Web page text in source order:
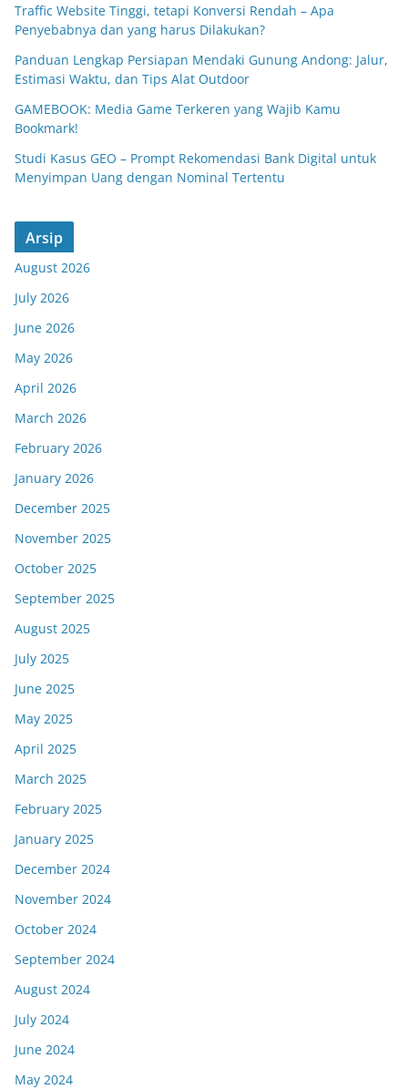
Traffic Website Tinggi, tetapi Konversi Rendah – Apa
Penyebabnya dan yang harus Dilakukan?
Panduan Lengkap Persiapan Mendaki Gunung Andong: Jalur,
Estimasi Waktu, dan Tips Alat Outdoor
GAMEBOOK: Media Game Terkeren yang Wajib Kamu
Bookmark!
Studi Kasus GEO – Prompt Rekomendasi Bank Digital untuk
Menyimpan Uang dengan Nominal Tertentu
Arsip
August 2026
July 2026
June 2026
May 2026
April 2026
March 2026
February 2026
January 2026
December 2025
November 2025
October 2025
September 2025
August 2025
July 2025
June 2025
May 2025
April 2025
March 2025
February 2025
January 2025
December 2024
November 2024
October 2024
September 2024
August 2024
July 2024
June 2024
May 2024